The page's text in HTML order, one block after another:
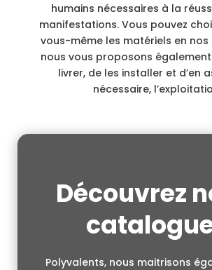
humains nécessaires à la
manifestations. Vous pouvez
vous-même les matériels en nos
nous vous proposons
livrer, de les installer et d’en
nécessaire,
Découvrez
Polyvalents, nous maitrisons